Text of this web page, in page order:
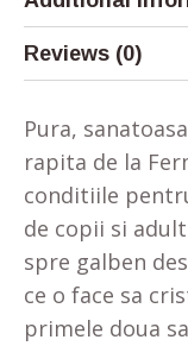
Reviews (0)
Pura,
rapita de la
conditiile
de copii si
spre galben
ce o face sa
primele doua